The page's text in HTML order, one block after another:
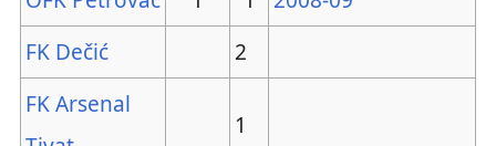
FK Dečić
2
FK Arsenal
1